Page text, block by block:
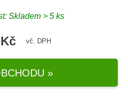
Skladem > 5 ks
vč. DPH
»